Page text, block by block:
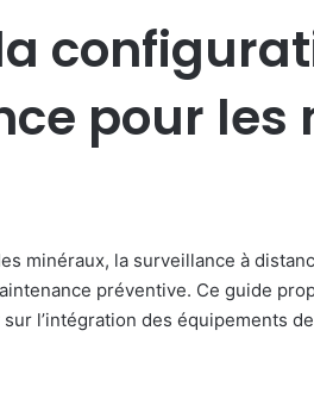
pour les
minéraux, la surveillance à
préventive. Ce guide
l’intégration des équipements